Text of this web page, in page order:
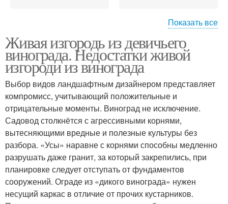
Девичий виноград
ландшафтном дизайне
Виноград для
украшения
Виноград на сетке
Показать все
Живая изгородь из девичьего
винограда. Недостатки живой
изгороди из винограда
Выбор видов ландшафтным дизайнером представляет
компромисс, учитывающий положительные и
отрицательные моменты. Виноград не исключение.
Садовод столкнётся с агрессивными корнями,
вытесняющими вредные и полезные культуры без
разбора. «Усы» наравне с корнями способны медленно
разрушать даже гранит, за который закрепились, при
планировке следует отступать от фундаментов
сооружений. Ограде из «дикого винограда» нужен
несущий каркас в отличие от прочих кустарников.